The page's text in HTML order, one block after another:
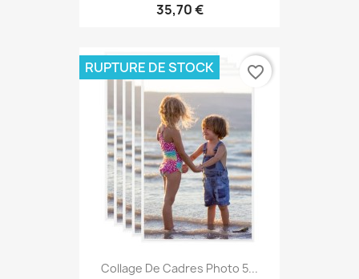
35,70 €
Collage De Cadres Photo 5...
RUPTURE DE STOCK favorite_border